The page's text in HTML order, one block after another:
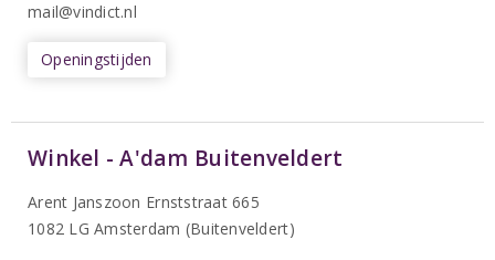
mail@vindict.nl
Openingstijden
Winkel - A'dam Buitenveldert
Arent Janszoon Ernststraat 665
1082 LG Amsterdam (Buitenveldert)